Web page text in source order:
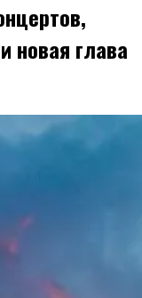
новая глава